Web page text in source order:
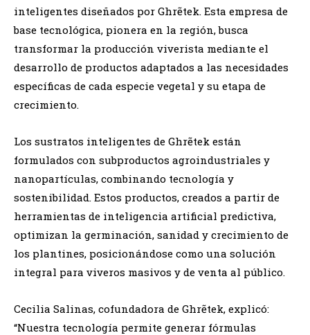
inteligentes diseñados por Ghrẽtek. Esta empresa de
base tecnológica, pionera en la región, busca
transformar la producción viverista mediante el
desarrollo de productos adaptados a las necesidades
específicas de cada especie vegetal y su etapa de
crecimiento.
Los sustratos inteligentes de Ghrẽtek están
formulados con subproductos agroindustriales y
nanopartículas, combinando tecnología y
sostenibilidad. Estos productos, creados a partir de
herramientas de inteligencia artificial predictiva,
optimizan la germinación, sanidad y crecimiento de
los plantines, posicionándose como una solución
integral para viveros masivos y de venta al público.
Cecilia Salinas, cofundadora de Ghrẽtek, explicó:
“Nuestra tecnología permite generar fórmulas